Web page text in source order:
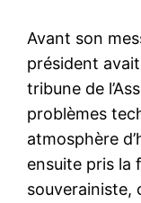
Avant son
président
tribune de
problèmes
atmosphère
ensuite pris la
souverainiste,